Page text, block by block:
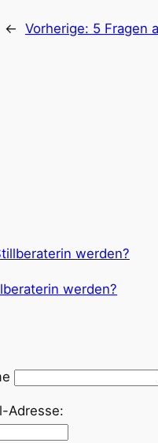
← Vorherige: 5 Fragen
werden?
Adresse: